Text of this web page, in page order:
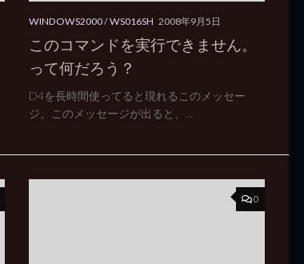
WINDOWS2000/WS016SH 2008年9月5日
このコマンドを実行できません。
って何だろう？
D4を長時間使ってると現れるこのメッセー
ジ。このメッセージが出ると、...
0